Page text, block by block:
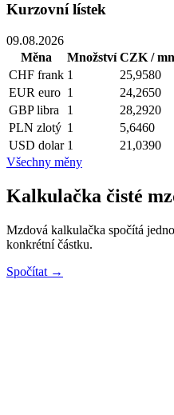
Kurzovní lístek
09.08.2026
Měna
Množství CZK /
CHF frank 1 25,9580
EUR euro 1 24,2650
GBP libra 1 28,2920
PLN zlotý 1 5,6460
USD dolar 1 21,0390
Všechny měny
Kalkulačka čisté
Mzdová kalkulačka spočítá
konkrétní částku.
Spočítat →